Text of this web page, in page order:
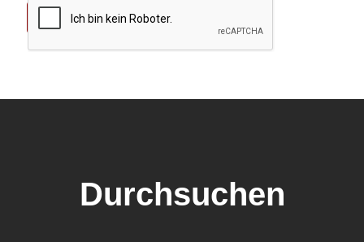
Durchsuchen